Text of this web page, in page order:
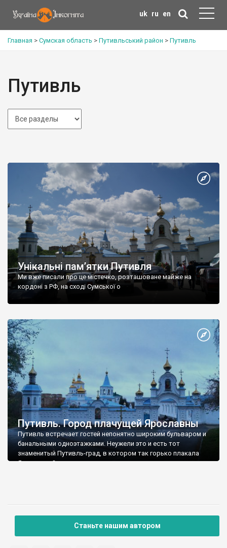
uk ru en
Главная > Сумская область > Путивльський район > Путивль
Путивль
Унікальні пам’ятки Путивля
Ми вже писали про це містечко, розташоване майже на
кордоні з РФ, на сході Сумської о
Путивль. Город плачущей Ярославны
Путивль встречает гостей непонятно широким бульваром и
банальными одноэтажками. Неужели это и есть тот
знаменитый Путивль-град, в котором так горько плакала
Ярославна?
Станьте нашим автором